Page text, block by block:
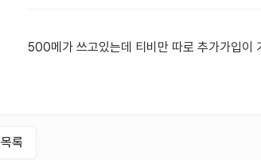
500메가 쓰고있는데 티비만 따로 추가가입이
목록